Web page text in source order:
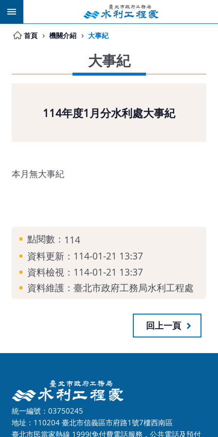
跳到主要內容區塊
首頁 機關介紹 大事紀
大事紀
114年度1月分水利處大事紀
本月無大事紀
點閱數： 114
資料更新：114-01-21 13:37
資料檢視：114-01-21 13:37
資料維護：臺北市政府工務局水利工程處
回上一頁
統一編號：03750245
地址：110204 臺北市信義區市府路1號7樓西南區
臺北市民當家熱線 1999(免付費電話服務，公共電話及預付